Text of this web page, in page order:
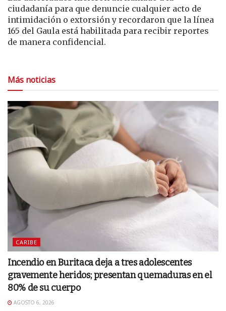
ciudadanía para que denuncie cualquier acto de
intimidación o extorsión y recordaron que la línea
165 del Gaula está habilitada para recibir reportes
de manera confidencial.
Más noticias
CARIBE
Incendio en Buritaca deja a tres adolescentes
gravemente heridos; presentan quemaduras en el
80% de su cuerpo
AGOSTO 6, 2026